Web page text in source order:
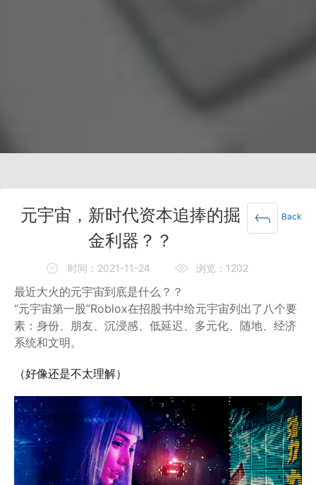
Back
元宇宙，新时代资本追捧的掘
金利器？？
时间：2021-11-24 浏览：1202
最近大火的元宇宙到底是什么？？
“元宇宙第一股”Roblox在招股书中给元宇宙列出了八个要
素：身份、朋友、沉浸感、低延迟、多元化、随地、经济
系统和文明。
（好像还是不太理解）